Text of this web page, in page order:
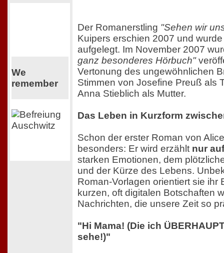
We
remember
Der Romanerstling "Sehen wir
Kuipers erschien 2007 und
aufgelegt. Im November 2007
ganz besonderes Hörbuch"
Vertonung des ungewöhnlichen
Stimmen von Josefine Preuß als
Anna Stieblich als Mutter.
Das Leben in Kurzform
Schon der erster Roman von
besonders: Er wird erzählt nur
starken Emotionen, dem
und der Kürze des Lebens.
Roman-Vorlagen orientiert sie ihr
kurzen, oft digitalen Botschaften
Nachrichten, die unsere Zeit so
"Hi Mama! (Die ich
sehe!)"